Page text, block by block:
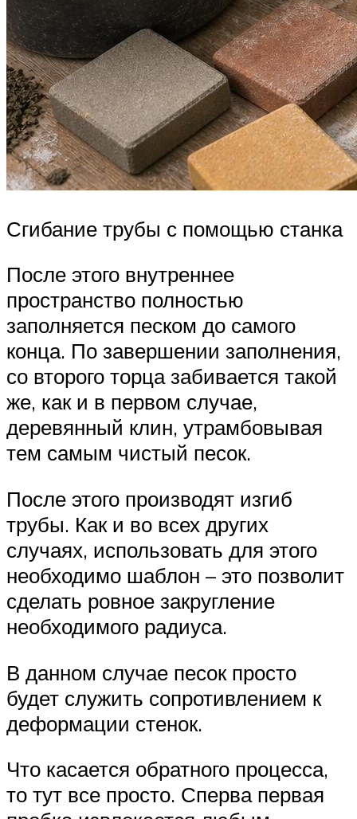
Сгибание трубы с помощью станка
После этого внутреннее
пространство полностью
заполняется песком до самого
конца. По завершении заполнения,
со второго торца забивается такой
же, как и в первом случае,
деревянный клин, утрамбовывая
тем самым чистый песок.
После этого производят изгиб
трубы. Как и во всех других
случаях, использовать для этого
необходимо шаблон – это позволит
сделать ровное закругление
необходимого радиуса.
В данном случае песок просто
будет служить сопротивлением к
деформации стенок.
Что касается обратного процесса,
то тут все просто. Сперва первая